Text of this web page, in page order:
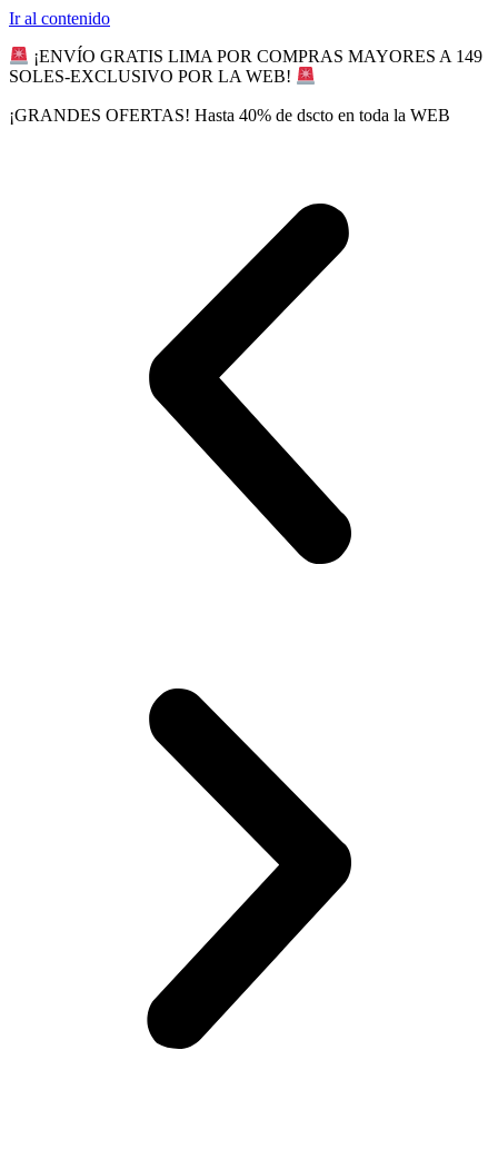
Ir al contenido
¡ENVÍO GRATIS LIMA POR COMPRAS MAYORES A 149
SOLES-EXCLUSIVO POR LA WEB!
¡GRANDES OFERTAS! Hasta 40% de dscto en toda la WEB